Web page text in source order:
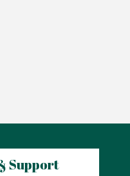
Support